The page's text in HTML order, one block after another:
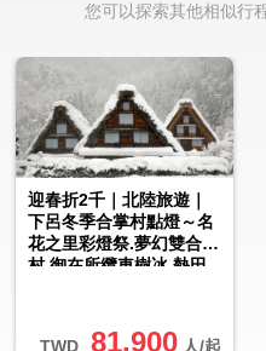
您可以探索其他相似行
TWD 81,900 人/起
迎春折2千｜北陸旅遊｜
下呂冬季合掌村點燈～名
花之里彩燈祭.夢幻雙合掌
村.御在所纜車樹冰.熱田